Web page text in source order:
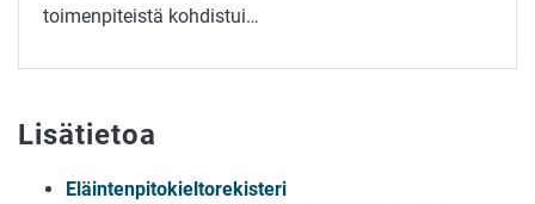
toimenpiteistä kohdistui…
Lisätietoa
Eläintenpitokieltorekisteri